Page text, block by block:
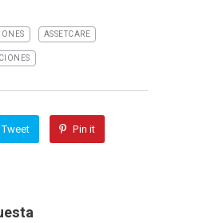
ASSETCARE
Tweet Pin it